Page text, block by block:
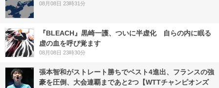
08月08日 23時31分
『BLEACH』黒崎一護、ついに半虚化 自らの内に眠る
虚の血を呼び覚ます
08月08日 23時30分
張本智和がストレート勝ちでベスト4進出、フランスの強
豪を圧倒、大会連覇まであと2つ【WTTチャンピオンズ